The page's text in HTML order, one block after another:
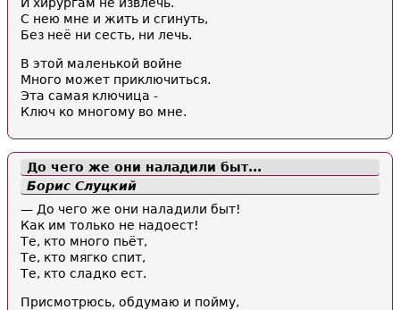
С нею мне и жить и сгинуть,
Без неё ни сесть, ни лечь.
В этой маленькой войне
Много может приключиться.
Эта самая ключица -
Ключ ко многому во мне.
До чего же они наладили быт...
Борис Слуцкий
— До чего же они наладили быт!
Как им только не надоест!
Те, кто много пьёт,
Те, кто мягко спит,
Те, кто сладко ест.
Присмотрюсь, обдумаю и пойму,